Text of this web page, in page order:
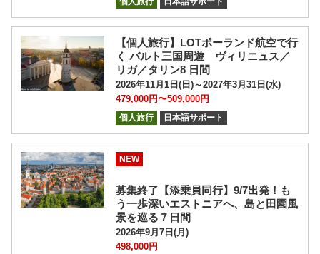
【個人旅行】LOTポーランド航空で行
く バルト三国周遊 ヴィリニュス／
リガ／タリン8 日間
2026年11月1日(日)～2027年3月31日(水)
479,000円〜509,000円
個人旅行 日本語サポート
NEW
募集終了【添乗員同行】9/7出発！も
う一歩深いエストニアへ、島と田園風
景を巡る７日間
2026年9月7日(月)
498,000円